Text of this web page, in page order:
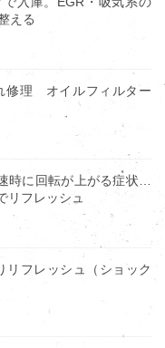
える
修理 オイルフィルター
に回転が上がる症状…
リフレッシュ
フレッシュ（ショック